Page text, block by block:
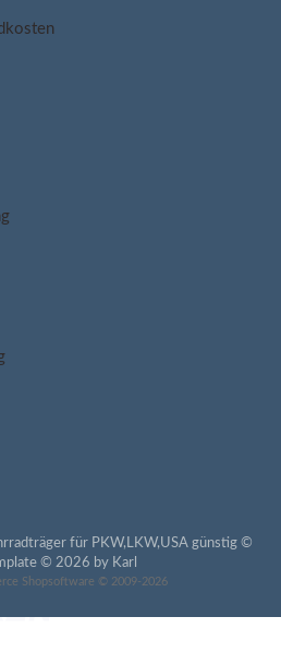
für PKW,LKW,USA günstig ©
© 2026 by Karl
Shopsoftware © 2009-2026